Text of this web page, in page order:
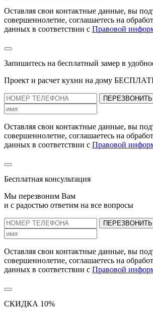
Оставляя свои контактные данные, вы
совершеннолетие, соглашаетесь на
данных в соответствии с Правовой
Запишитесь на бесплатный замер в
Проект и расчет кухни на дому
ПЕРЕЗВОНИТЬ
Оставляя свои контактные данные, вы
совершеннолетие, соглашаетесь на
данных в соответствии с Правовой
Бесплатная консультация
Мы перезвоним Вам
и с радостью ответим на все вопросы
ПЕРЕЗВОНИТЬ
Оставляя свои контактные данные, вы
совершеннолетие, соглашаетесь на
данных в соответствии с Правовой
СКИДКА 10%